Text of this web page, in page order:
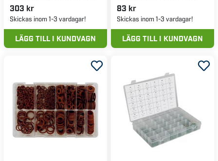
303 kr
Skickas inom 1-3 vardagar!
LÄGG TILL I KUNDVAGN
83 kr
Skickas inom 1-3 vardagar!
LÄGG TILL I KUNDVAGN